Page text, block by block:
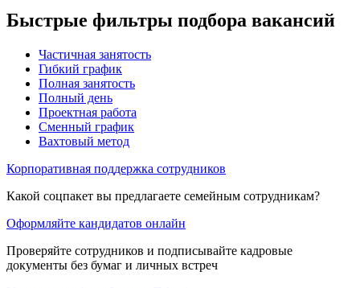
Быстрые фильтры подбора вакансий
Частичная занятость
Гибкий график
Полная занятость
Полный день
Проектная работа
Сменный график
Вахтовый метод
Корпоративная поддержка сотрудников
Какой соцпакет вы предлагаете семейным сотрудникам?
Оформляйте кандидатов онлайн
Проверяйте сотрудников и подписывайте кадровые
документы без бумаг и личных встреч